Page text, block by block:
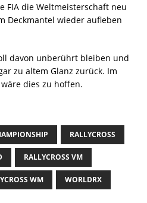
FIA die Weltmeisterschaft neu
Deckmantel wieder aufleben
davon unberührt bleiben und
zu altem Glanz zurück. Im
dies zu hoffen.
RALLYCROSS
RALLYCROSS VM
WM WORLDRX